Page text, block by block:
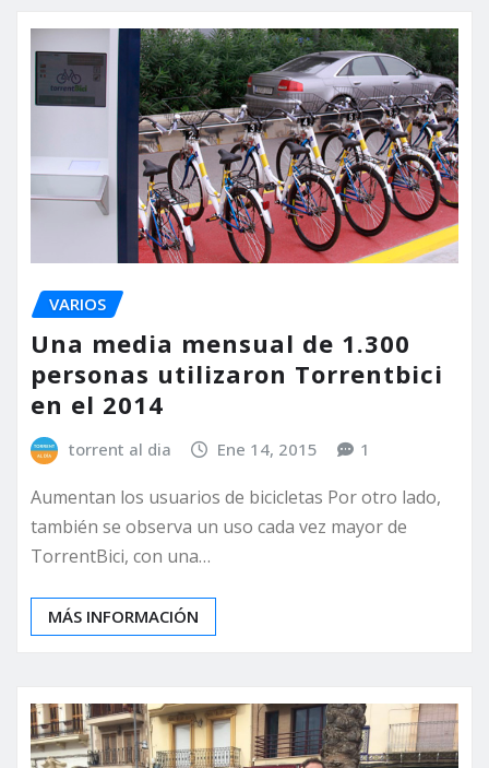
VARIOS
Una media mensual de 1.300
personas utilizaron Torrentbici
en el 2014
torrent al dia Ene 14, 2015 1
Aumentan los usuarios de bicicletas Por otro lado,
también se observa un uso cada vez mayor de
TorrentBici, con una…
MÁS INFORMACIÓN